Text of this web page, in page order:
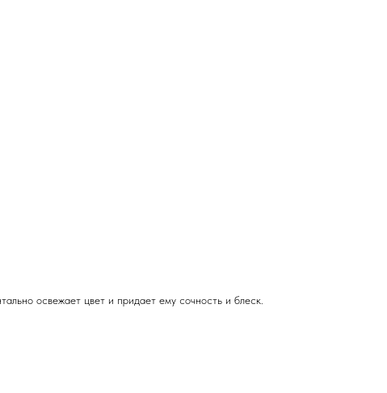
освежает цвет и придает ему сочность и блеск.